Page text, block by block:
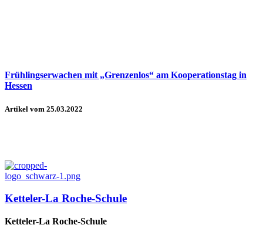
Frühlingserwachen mit „Grenzenlos“ am Kooperationstag in
Hessen
Artikel vom 25.03.2022
Ketteler-La Roche-Schule
Ketteler-La Roche-Schule